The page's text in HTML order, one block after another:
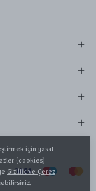
için yasal
(cookies)
Gizlilik ve Çerez